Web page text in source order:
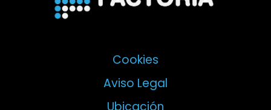
Cookies
Aviso Legal